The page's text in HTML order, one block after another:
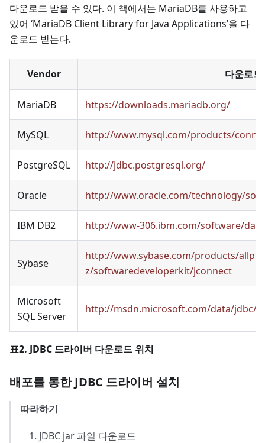
다운로드 받을 수 있다. 이 책에서는 MariaDB를 사용하고
있어 ‘MariaDB Client Library for Java Applications’을 다
운로드 받는다.
Vendor 다운로
MariaDB https://downloads.mariadb.org/
MySQL http://www.mysql.com/products/
PostgreSQL http://jdbc.postgresql.org/
Oracle http://www.oracle.com/technology/
IBM DB2 http://www-306.ibm.com/software/
Sybase
http://www.sybase.com/products/
z/softwaredeveloperkit/jconnect
Microsoft
SQL Server
http://msdn.microsoft.com/data/jdbc/
표2. JDBC 드라이버 다운로드 위치
배포를 통한 JDBC 드라이버 설치
따라하기
JDBC jar 파일 다운로드